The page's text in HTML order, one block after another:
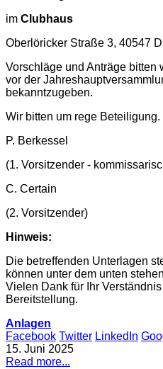
im Clubhaus
Oberlöricker Straße 3, 40547
Vorschläge und Anträge bitten
vor der
bekanntzugeben.
Wir bitten um rege Beteiligung.
P. Berkessel
(1. Vorsitzender -
C. Certain
(2. Vorsitzender)
Hinweis:
Die betreffenden Unterlagen
können unter dem unten
Vielen Dank für Ihr
Bereitstellung.
Anlagen
Facebook Twitter LinkedIn
15. Juni 2025
Read more...